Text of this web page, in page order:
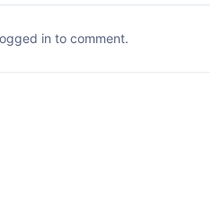
in to comment.